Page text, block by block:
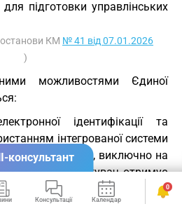
підготовки управлінських
КМ № 41 від 07.01.2026
)
можливостями Єдиної
ідентифікації та
інтегрованої системи
користувачів, виключно на
яких користувач отримує
Консультації Календар Сервіси
0
консультант